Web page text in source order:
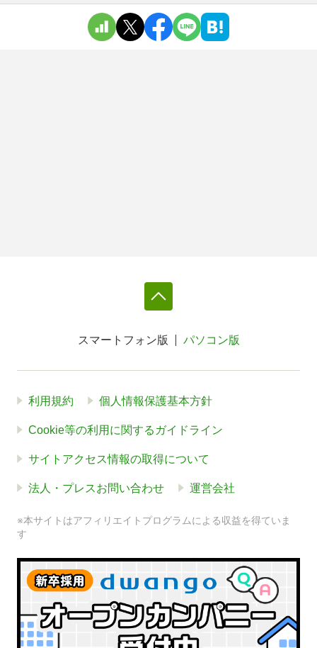
スマートフォン版 パソコン版
利用規約 個人情報保護基本方針
Cookie等の利用に関するガイドライン
サイトアクセス情報の取得について
法人・プレスお問い合わせ 運営会社
※本サイトはアフィリエイトプログラムによる収益を得ていま
す